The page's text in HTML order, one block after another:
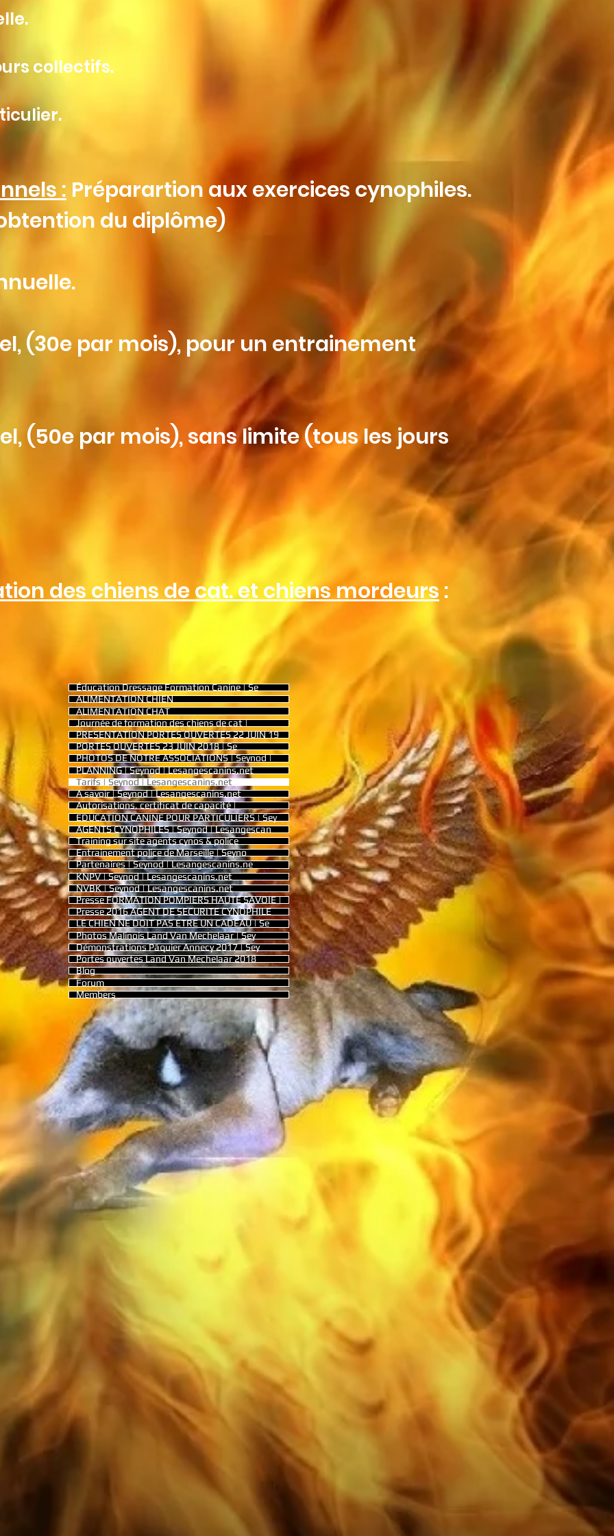
collectifs.
: Préparartion aux exercices cynophiles.
du diplôme)
(30e par mois), pour un entrainement
(50e par mois),sans limite (tous les jours
des chiens de cat. et chiens mordeurs :
Éducation Dressage Formation Canine | Se
ALIMENTATION CHIEN
ALIMENTATION CHAT
Journée de formation des chiens de cat |
PRESENTATION PORTES OUVERTES 22 JUIN 19
PORTES OUVERTES 23 JUIN 2018 | Se
PHOTOS DE NOTRE ASSOCIATIONS | Seynod |
PLANNING | Seynod | Lesangescanins.net
Tarifs | Seynod | Lesangescanins.net
A savoir | Seynod | Lesangescanins.net
Autorisations, certificat de capacité |
EDUCATION CANINE POUR PARTICULIERS | Sey
AGENTS CYNOPHILES | Seynod | Lesangescan
Training sur site agents cynos & police
Entrainement police de Marseille | Seyno
Partenaires | Seynod | Lesangescanins.ne
KNPV | Seynod | Lesangescanins.net
NVBK | Seynod | Lesangescanins.net
Presse FORMATION POMPIERS HAUTE SAVOIE |
Presse 2016 AGENT DE SECURITE CYNOPHILE
LE CHIEN NE DOIT PAS ETRE UN CADEAU | Se
Photos Malinois Land Van Mechelaar | Sey
Démonstrations Pâquier Annecy 2017 | Sey
Portes ouvertes Land Van Mechelaar 2018
Blog
Forum
Members